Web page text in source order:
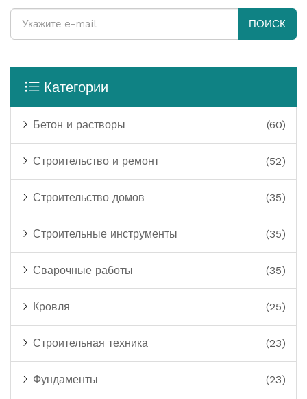
ПОИСК
Категории
Бетон и растворы (60)
Строительство и ремонт (52)
Строительство домов (35)
Строительные инструменты (35)
Сварочные работы (35)
Кровля (25)
Строительная техника (23)
Фундаменты (23)